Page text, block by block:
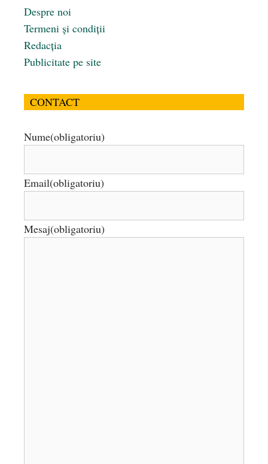
Despre noi
Termeni și condiții
Redacția
Publicitate pe site
CONTACT
Nume(obligatoriu)
Email(obligatoriu)
Mesaj(obligatoriu)